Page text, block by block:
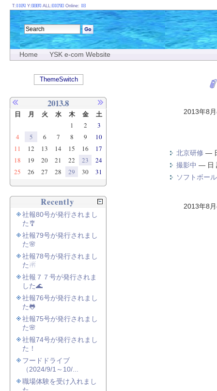
Home YSK e-com Website
2013年8
北京研修 —
撮影中 — 日
ソフトボー
2013年8
T: Y: ALL: Online:
ThemeSwitch
2013.8
日 月 火 水 木 金 土
1 2
3
4
5 6 7 8 9
10
11
12 13 14 15 16
17
18
19 20 21 22 23
24
25
26 27 28 29 30 31
Recently
社報80号が発行されまし
た🎐
社報79号が発行されまし
た🌸
社報78号が発行されまし
た☃
社報７７号が発行されま
した🌊
社報76号が発行されまし
た🐸
社報75号が発行されまし
た🌸
社報74号が発行されまし
た！
フードドライブ
（2024/9/1～10/...
職場体験を受け入れまし